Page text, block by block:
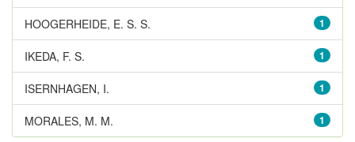
1
HOOGERHEIDE, E. S. S.
1
IKEDA, F. S.
1
ISERNHAGEN, I.
1
MORALES, M. M.